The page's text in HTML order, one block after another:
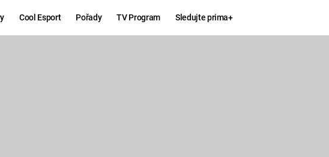
Cool Esport Pořady TV Program Sledujte prima+